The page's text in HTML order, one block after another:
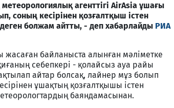
агенттігі AirAsia ұшағы
соның кесірінен қозғалтқыш істен
болжам айтты, - деп хабарлайды РИА
жасаған байланыста алынған мәліметке
себепкері - қолайсыз ауа райы
айтар болсақ, лайнер мұз болып
ұшақтың қозғалтқышы істен
баяндамасынан.